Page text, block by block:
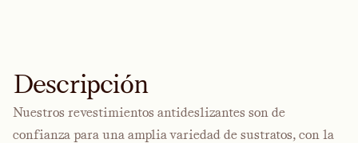
Descripción
Nuestros revestimientos antideslizantes son de
confianza para una amplia variedad de sustratos, con la